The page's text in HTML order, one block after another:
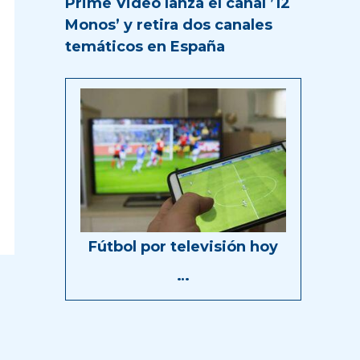
Monos’ y retira dos canales
temáticos en España
Fútbol por televisión hoy
…